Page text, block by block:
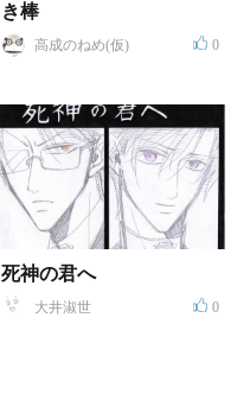
き棒
高成のねめ(仮) 0
死神の君へ
大井淑世 0